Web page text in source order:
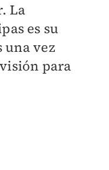
La
es su
una vez
para